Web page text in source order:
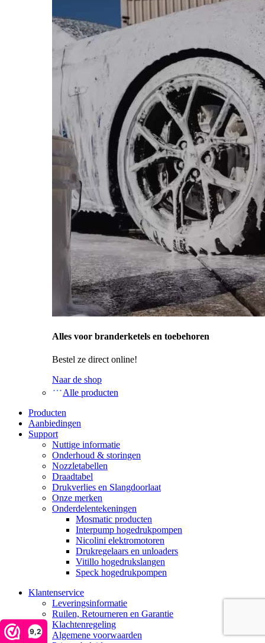
9,2
Alles voor branderketels en toebehoren
Bestel ze direct online!
Naar de shop
Alle producten
Producten
Aanbiedingen
Support
Nuttige informatie
Onderhoud & storingen
Nozzletabellen
Draadtabel
Drukverlies en Slangdoorlaat
Onze merken
Onderdelentekeningen
Mosmatic producten
Interpump hogedrukpompen
Nicolini elektromotoren
Drukregelaars en unloaders
Vitillo hogedrukslangen
Speck hogedrukpompen
Klantenservice
Leveringsinformatie
Ruilen, Retourneren en Garantie
Klachtenregeling
Algemene voorwaarden